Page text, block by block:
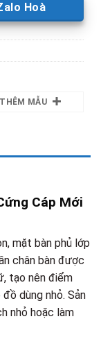
Hoà
MẪU
Cáp Mới
mặt bàn phủ lớp
chân bàn được
tạo nên điểm
dùng nhỏ. Sản
nhỏ hoặc làm